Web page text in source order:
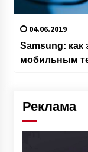
04.06.2019
Samsung: как
мобильным
Реклама